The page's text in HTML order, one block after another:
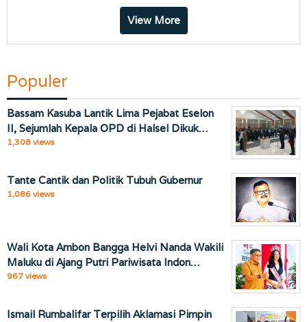
View More
Populer
Bassam Kasuba Lantik Lima Pejabat Eselon
II, Sejumlah Kepala OPD di Halsel Dikuk…
1,308 views
Tante Cantik dan Politik Tubuh Gubernur
1,086 views
Wali Kota Ambon Bangga Helvi Nanda Wakili
Maluku di Ajang Putri Pariwisata Indon…
967 views
Ismail Rumbalifar Terpilih Aklamasi Pimpin